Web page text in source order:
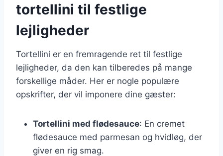
tortellini til festlige
lejligheder
Tortellini er en fremragende ret til festlige
lejligheder, da den kan tilberedes på mange
forskellige måder. Her er nogle populære
opskrifter, der vil imponere dine gæster:
Tortellini med flødesauce: En cremet
flødesauce med parmesan og hvidløg, der
giver en rig smag.